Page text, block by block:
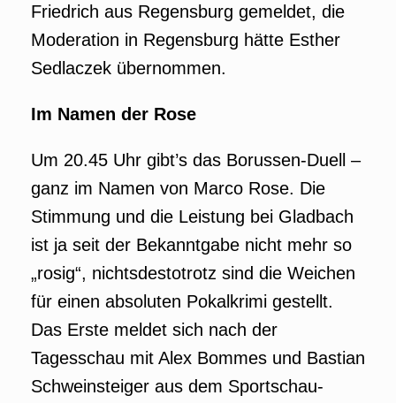
Friedrich aus Regensburg gemeldet, die
Moderation in Regensburg hätte Esther
Sedlaczek übernommen.
Im Namen der Rose
Um 20.45 Uhr gibt’s das Borussen-Duell –
ganz im Namen von Marco Rose. Die
Stimmung und die Leistung bei Gladbach
ist ja seit der Bekanntgabe nicht mehr so
„rosig“, nichtsdestotrotz sind die Weichen
für einen absoluten Pokalkrimi gestellt.
Das Erste meldet sich nach der
Tagesschau mit Alex Bommes und Bastian
Schweinsteiger aus dem Sportschau-